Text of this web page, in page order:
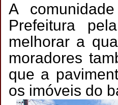
A
Prefeitura
melhorar a
moradores
que a
os imóveis do